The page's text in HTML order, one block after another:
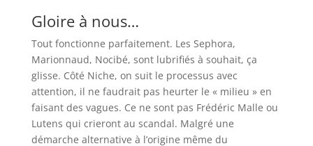
Gloire à nous…
Tout fonctionne parfaitement. Les Sephora,
Marionnaud, Nocibé, sont lubrifiés à souhait, ça
glisse. Côté Niche, on suit le processus avec
attention, il ne faudrait pas heurter le « milieu » en
faisant des vagues. Ce ne sont pas Frédéric Malle ou
Lutens qui crieront au scandal. Malgré une
démarche alternative à l’origine même du